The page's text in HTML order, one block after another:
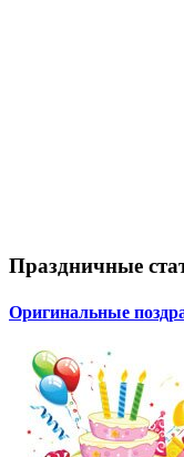
Праздничные
Оригинальные